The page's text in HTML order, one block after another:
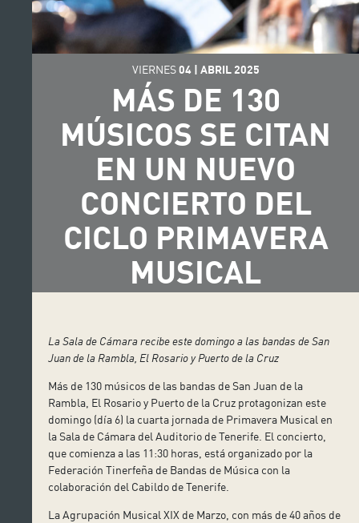
VIERNES04 | ABRIL 2025
MÁS DE 130
MÚSICOS SE CITAN
EN UN NUEVO
CONCIERTO DEL
CICLO PRIMAVERA
MUSICAL
La Sala de Cámara recibe este domingo a las bandas de San
Juan de la Rambla, El Rosario y Puerto de la Cruz
Más de 130 músicos de las bandas de San Juan de la
Rambla, El Rosario y Puerto de la Cruz protagonizan este
domingo (día 6) la cuarta jornada de Primavera Musical en
la Sala de Cámara del Auditorio de Tenerife. El concierto,
que comienza a las 11:30 horas, está organizado por la
Federación Tinerfeña de Bandas de Música con la
colaboración del Cabildo de Tenerife.
La Agrupación Musical XIX de Marzo, con más de 40 años de